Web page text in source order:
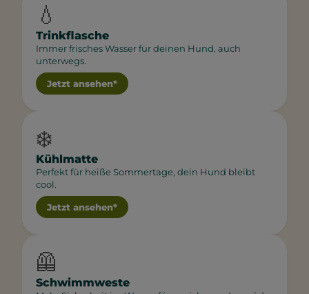
💧
Trinkflasche
Immer frisches Wasser für deinen Hund, auch
unterwegs.
Jetzt ansehen*
❄️
Kühlmatte
Perfekt für heiße Sommertage, dein Hund bleibt
cool.
Jetzt ansehen*
🦺
Schwimmweste